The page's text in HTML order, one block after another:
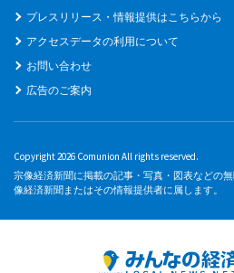
プレスリリース・情報提供はこちらから
アクセスデータの利用について
お問い合わせ
広告のご案内
Copyright 2026 Comunion All rights reserved.
宗像経済新聞に掲載の記事・写真・図表などの
像経済新聞またはその情報提供者に属します。